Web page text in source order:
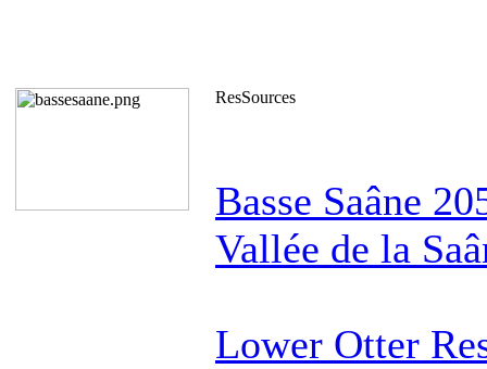
ResSources
Basse Saâne
Vallée de la
Lower Otter